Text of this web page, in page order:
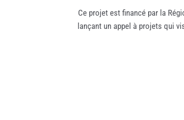
Ce projet est financé par la
lançant un appel à projets qui